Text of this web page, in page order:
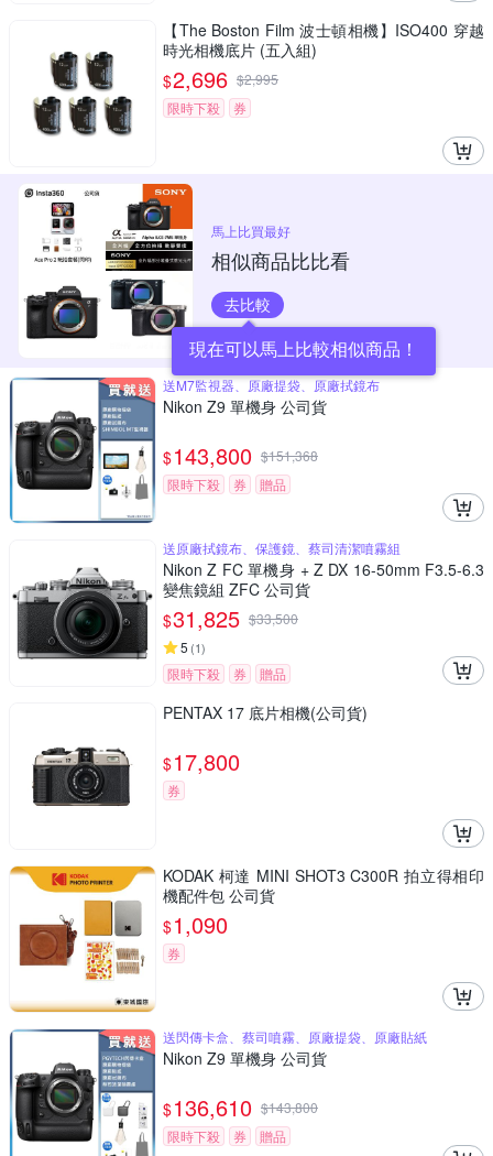
【The Boston Film 波士頓相機】ISO400 穿越
時光相機底片 (五入組)
$2,696 $2,995
限時下殺
券
馬上比買最好
相似商品比比看
去比較
現在可以馬上比較相似商品！
送M7監視器、原廠提袋、原廠拭鏡布
Nikon Z9 單機身 公司貨
$143,800 $151,368
限時下殺
券 贈品
送原廠拭鏡布、保護鏡、蔡司清潔噴霧組
Nikon Z FC 單機身 + Z DX 16-50mm F3.5-6.3
變焦鏡組 ZFC 公司貨
$31,825 $33,500
5 (1)
限時下殺 券 贈品
PENTAX 17 底片相機(公司貨)
$17,800
券
KODAK 柯達 MINI SHOT3 C300R 拍立得相印
機配件包 公司貨
$1,090
券
送閃傳卡盒、蔡司噴霧、原廠提袋、原廠貼紙
Nikon Z9 單機身 公司貨
$136,610 $143,800
限時下殺
券 贈品